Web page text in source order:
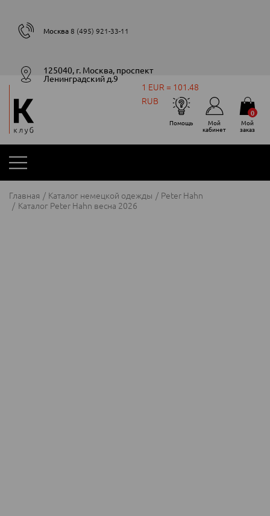
125040, г. Москва, проспект
Ленинградский д.9
Москва 8 (495) 921-33-11
1 EUR = 101.48
RUB
Помощь Мой
кабинет
Мой
заказ
0
Главная Каталог немецкой одежды
Peter Hahn
Каталог Peter Hahn весна 2026